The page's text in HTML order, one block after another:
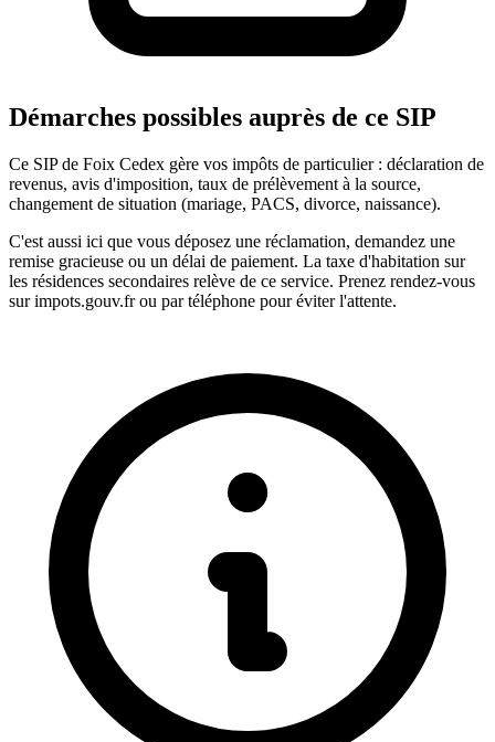
Démarches possibles auprès de ce SIP
Ce SIP de Foix Cedex gère vos impôts de particulier : déclaration de
revenus, avis d'imposition, taux de prélèvement à la source,
changement de situation (mariage, PACS, divorce, naissance).
C'est aussi ici que vous déposez une réclamation, demandez une
remise gracieuse ou un délai de paiement. La taxe d'habitation sur
les résidences secondaires relève de ce service. Prenez rendez-vous
sur impots.gouv.fr ou par téléphone pour éviter l'attente.